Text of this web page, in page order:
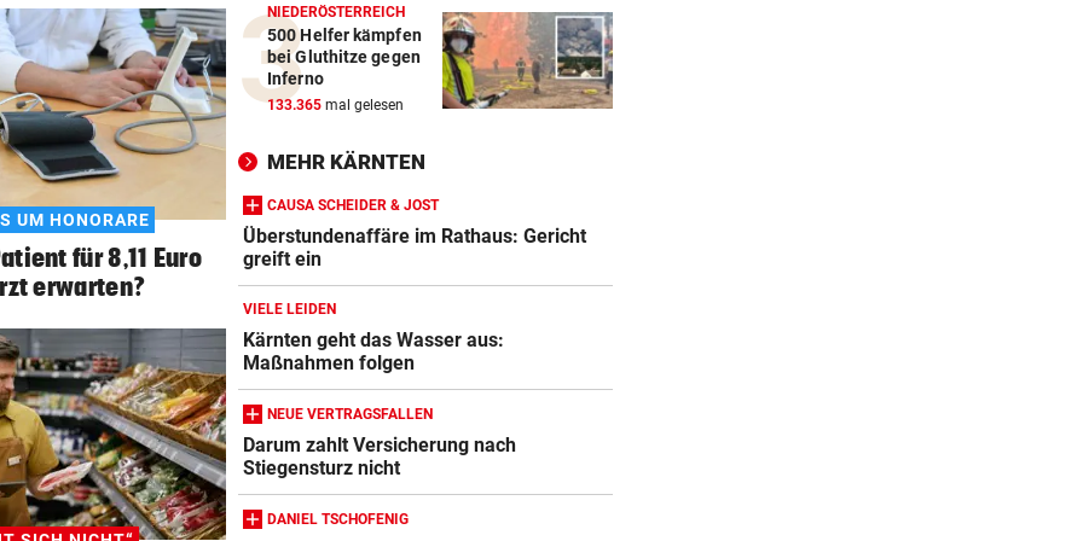
UM HONORARE
für 8,11 Euro
erwarten?
NIEDERÖSTERREICH
500 Helfer kämpfen
bei Gluthitze gegen
Inferno
133.365 mal gelesen
MEHR KÄRNTEN
CAUSA SCHEIDER & JOST
Überstundenaffäre im Rathaus: Gericht
greift ein
VIELE LEIDEN
Kärnten geht das Wasser aus:
Maßnahmen folgen
NEUE VERTRAGSFALLEN
Darum zahlt Versicherung nach
Stiegensturz nicht
DANIEL TSCHOFENIG